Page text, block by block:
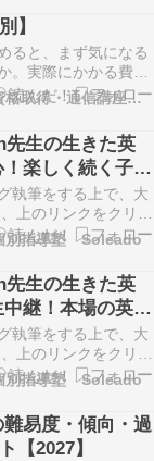
】
ると、まず気になる
。実際にかかる費用
入会金、教材費、模
どが加わることがあ
は「毎月いくらかか
どのくらいになる
いい学びネット 資格取得・通信講座・学び直し情報
先生の生きた英
楽しく続く子ど
ン
執筆をする上で、大
上のリンクをクリッ
ンで子どもが集中で
特別連載「Winn先
よ四日目を迎えまし
やこれから本格的に
別指導塾 Soleado
先生の生きた英
継！本場の英語
執筆をする上で、大
上のリンクをクリッ
そ英語力を飛躍的に
休みは学校の授業が
ペースで学習を進め
期間です。特に英語
別指導塾 Soleado
易度・傾向・過
【2027】